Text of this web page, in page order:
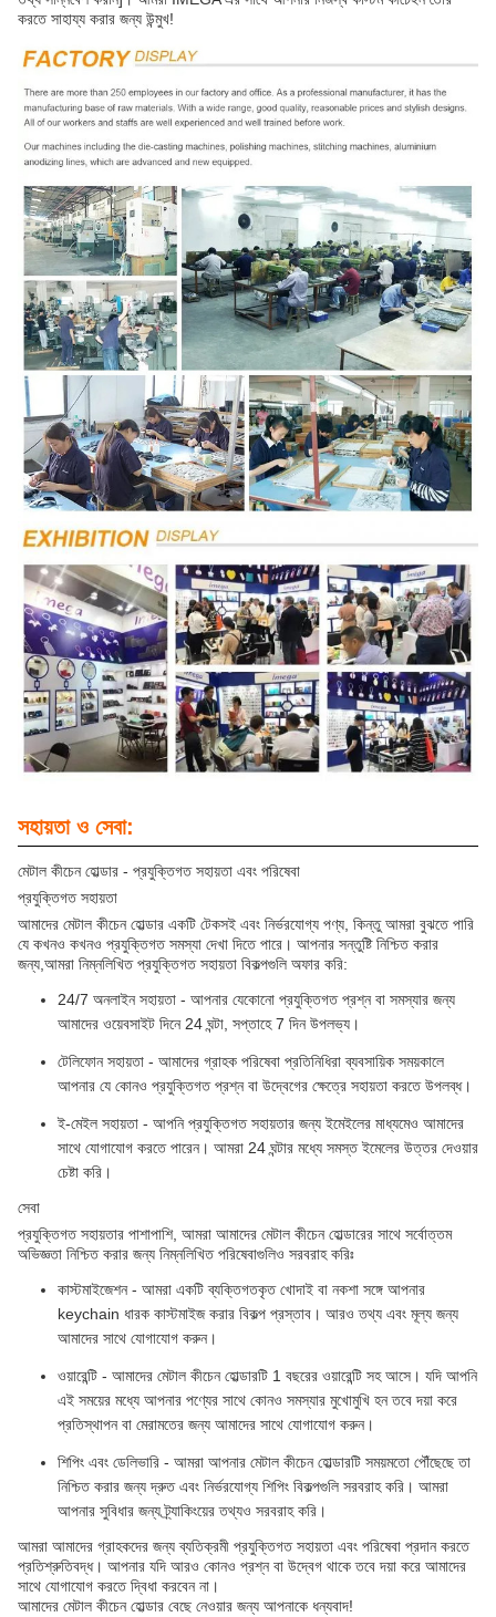
করতে সাহায্য করার জন্য উন্মুখ!
সহায়তা ও সেবা:
মেটাল কীচেন হোল্ডার - প্রযুক্তিগত সহায়তা এবং পরিষেবা
প্রযুক্তিগত সহায়তা
আমাদের মেটাল কীচেন হোল্ডার একটি টেকসই এবং নির্ভরযোগ্য পণ্য, কিন্তু আমরা বুঝতে পারি
যে কখনও কখনও প্রযুক্তিগত সমস্যা দেখা দিতে পারে। আপনার সন্তুষ্টি নিশ্চিত করার
জন্য,আমরা নিম্নলিখিত প্রযুক্তিগত সহায়তা বিকল্পগুলি অফার করি:
24/7 অনলাইন সহায়তা - আপনার যেকোনো প্রযুক্তিগত প্রশ্ন বা সমস্যার জন্য
আমাদের ওয়েবসাইট দিনে 24 ঘন্টা, সপ্তাহে 7 দিন উপলভ্য।
টেলিফোন সহায়তা - আমাদের গ্রাহক পরিষেবা প্রতিনিধিরা ব্যবসায়িক সময়কালে
আপনার যে কোনও প্রযুক্তিগত প্রশ্ন বা উদ্বেগের ক্ষেত্রে সহায়তা করতে উপলব্ধ।
ই-মেইল সহায়তা - আপনি প্রযুক্তিগত সহায়তার জন্য ইমেইলের মাধ্যমেও আমাদের
সাথে যোগাযোগ করতে পারেন। আমরা 24 ঘন্টার মধ্যে সমস্ত ইমেলের উত্তর দেওয়ার
চেষ্টা করি।
সেবা
প্রযুক্তিগত সহায়তার পাশাপাশি, আমরা আমাদের মেটাল কীচেন হোল্ডারের সাথে সর্বোত্তম
অভিজ্ঞতা নিশ্চিত করার জন্য নিম্নলিখিত পরিষেবাগুলিও সরবরাহ করিঃ
কাস্টমাইজেশন - আমরা একটি ব্যক্তিগতকৃত খোদাই বা নকশা সঙ্গে আপনার
keychain ধারক কাস্টমাইজ করার বিকল্প প্রস্তাব। আরও তথ্য এবং মূল্য জন্য
আমাদের সাথে যোগাযোগ করুন।
ওয়ারেন্টি - আমাদের মেটাল কীচেন হোল্ডারটি 1 বছরের ওয়ারেন্টি সহ আসে। যদি আপনি
এই সময়ের মধ্যে আপনার পণ্যের সাথে কোনও সমস্যার মুখোমুখি হন তবে দয়া করে
প্রতিস্থাপন বা মেরামতের জন্য আমাদের সাথে যোগাযোগ করুন।
শিপিং এবং ডেলিভারি - আমরা আপনার মেটাল কীচেন হোল্ডারটি সময়মতো পৌঁছেছে তা
নিশ্চিত করার জন্য দ্রুত এবং নির্ভরযোগ্য শিপিং বিকল্পগুলি সরবরাহ করি। আমরা
আপনার সুবিধার জন্য ট্র্যাকিংয়ের তথ্যও সরবরাহ করি।
আমরা আমাদের গ্রাহকদের জন্য ব্যতিক্রমী প্রযুক্তিগত সহায়তা এবং পরিষেবা প্রদান করতে
প্রতিশ্রুতিবদ্ধ। আপনার যদি আরও কোনও প্রশ্ন বা উদ্বেগ থাকে তবে দয়া করে আমাদের
সাথে যোগাযোগ করতে দ্বিধা করবেন না।
আমাদের মেটাল কীচেন হোল্ডার বেছে নেওয়ার জন্য আপনাকে ধন্যবাদ!